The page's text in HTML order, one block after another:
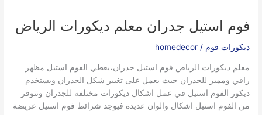
فوم استيل جدران معلم ديكورات الرياض
ديكورات فوم /
homedecor
معلم ديكورات الرياض فوم استيل جدران،يعطي الفوم استيل مظهر
راقي ومميز للجدران حيث يعمل على تغيير شكل الجدران ويستخدم
ديكور الفوم استيل في عمل اشكال ديكورات مختلفه للجدران وتتوفر
من الفوم استيل اشكال والوان عديدة فيوجد شرائط فوم استيل عريضة
جدران
معلم
ديكورات
الرياض